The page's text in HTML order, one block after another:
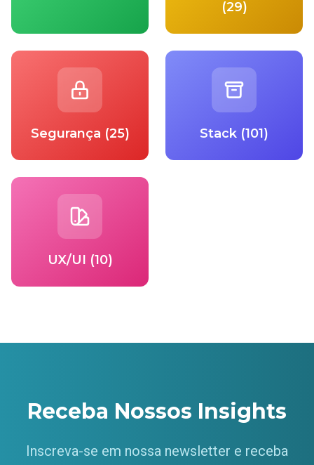
(29)
Segurança (25) Stack (101)
UX/UI (10)
Receba Nossos Insights
Inscreva-se em nossa newsletter e receba